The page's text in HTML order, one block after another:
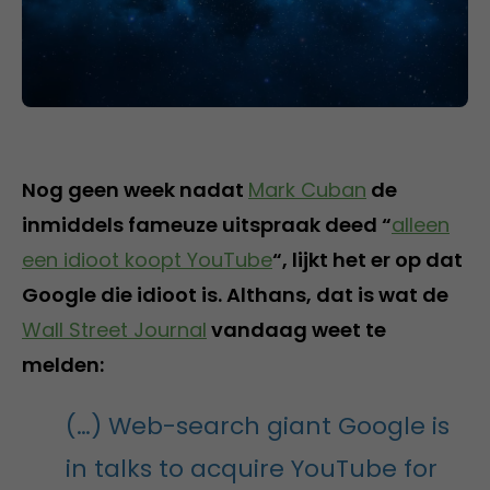
Nog geen week nadat Mark Cuban de
inmiddels fameuze uitspraak deed “alleen
een idioot koopt YouTube“, lijkt het er op dat
Google die idioot is. Althans, dat is wat de
Wall Street Journal vandaag weet te
melden:
(…) Web-search giant Google is
in talks to acquire YouTube for